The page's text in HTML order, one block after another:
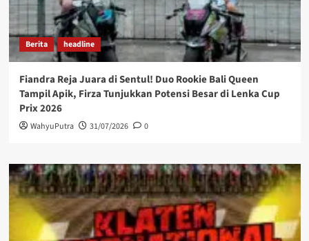
Berita headline
Fiandra Reja Juara di Sentul! Duo Rookie Bali Queen
Tampil Apik, Firza Tunjukkan Potensi Besar di Lenka Cup
Prix 2026
WahyuPutra 31/07/2026 0